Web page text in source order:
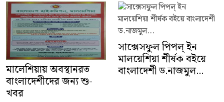
মালেশিয়ায় অবস্থানরত
বাংলাদেশীদের জন্য শু-
খবর
সাক্সেসফুল পিপল্ ইন
মালয়েশিয়া শীর্ষক বইয়ে
বাংলাদেশী ড.নাজমুল...